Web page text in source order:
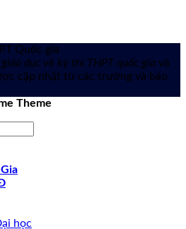
Quốc gia
dục về kỳ thi THPT quốc gia và
cập nhật từ các trường và báo
Theme
học